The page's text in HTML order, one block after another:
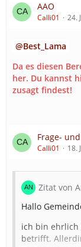
AAO
Calli01 24.
Best_Lama
Da es diesen
her. Du kannst
zusagt findest!
Frage-
Calli01 18.
Zitat von
Hallo
ich bin ehrlich
betrifft.